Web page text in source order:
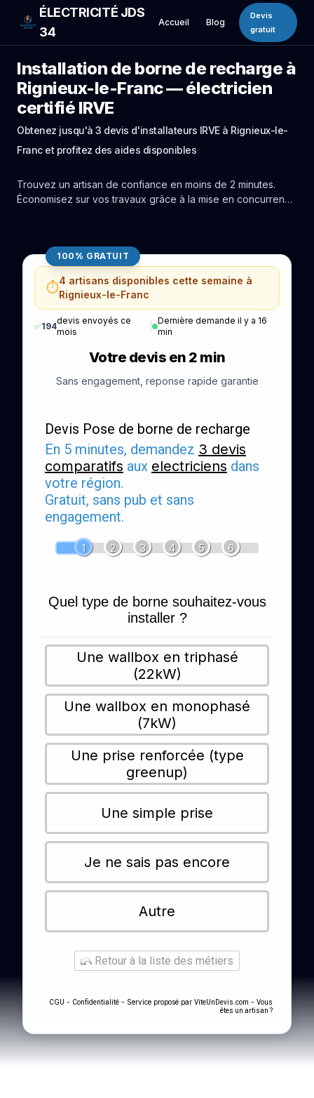
ÉLECTRICITÉ JDS
34
Accueil Blog
Devis
gratuit
Installation de borne de recharge à
Rignieux-le-Franc — électricien
certifié IRVE
Obtenez jusqu'à 3 devis d'installateurs IRVE à Rignieux-le-
Franc et profitez des aides disponibles
Trouvez un artisan de confiance en moins de 2 minutes.
Économisez sur vos travaux grâce à la mise en concurrence
100% GRATUIT
⏱️4 artisans disponibles cette semaine à
Rignieux-le-Franc
✅194
devis envoyés ce
mois
|
Dernière demande il y a 16
min
Votre devis en 2 min
Sans engagement, reponse rapide garantie
Devis Pose de borne de recharge
En 5 minutes, demandez 3 devis
comparatifs aux electriciens dans
votre région.
Gratuit, sans pub et sans
engagement.
1 2 3 4 5 6
Quel type de borne souhaitez-vous
installer ?
Une wallbox en triphasé
(22kW)
Une wallbox en monophasé
(7kW)
Une prise renforcée (type
greenup)
Une simple prise
Je ne sais pas encore
Autre
Retour à la liste des métiers
CGU - Confidentialité - Service proposé par ViteUnDevis.com - Vous
êtes un artisan ?